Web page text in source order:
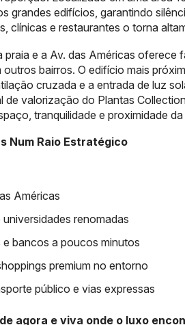
grandes edifícios, garantindo
clínicas e restaurantes o torna
e a Av. das Américas oferece
bairros. O edifício mais
cruzada e a entrada de luz
de valorização do Plantas
tranquilidade e proximidade
Num Raio Estratégico
Américas
renomadas
e bancos a poucos minutos
premium no entorno
público e vias expressas
agora e viva onde o luxo